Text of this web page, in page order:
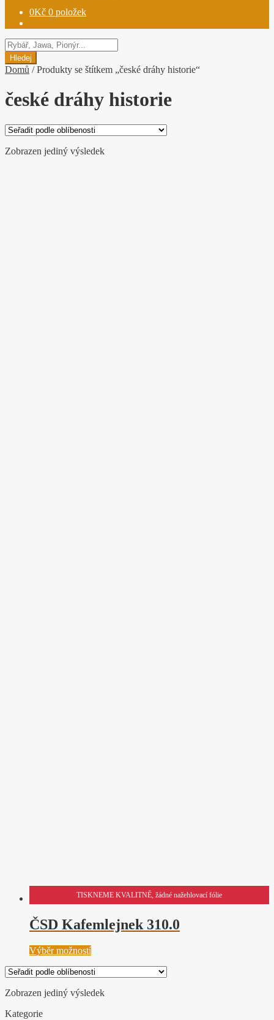
0Kč 0 položek
Hledat
produkty
Hledej
Domů /Produkty se štítkem „české dráhy historie“
české dráhy historie
Zobrazen jediný výsledek
TISKNEME KVALITNĚ, žádné nažehlovací fólie
ČSD Kafemlejnek 310.0
Výběr možnostíTento
má
variant.
Zobrazen jediný výsledek
Kategorie